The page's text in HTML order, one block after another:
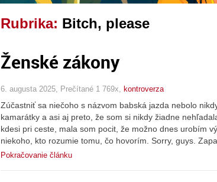
Rubrika: Bitch, please
Ženské zákony
6. augusta 2025, Prečítané 1 769x, kontroverza
Zúčastniť sa niečoho s názvom babská jazda nebolo
kamarátky a asi aj preto, že som si nikdy žiadne
kdesi pri ceste, mala som pocit, že možno dnes urobím
niekoho, kto rozumie tomu, čo hovorím. Sorry, guys.
Pokračovanie článku